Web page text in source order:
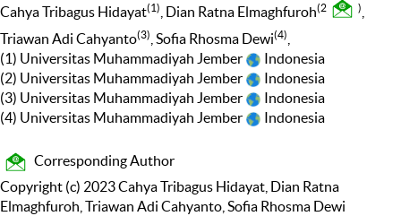
Cahya Tribagus Hidayat(1) , Dian Ratna Elmaghfuroh(2 )
Triawan Adi Cahyanto(3) , Sofia Rhosma Dewi(4)
(1) Universitas Muhammadiyah Jember
Indonesia
(2) Universitas Muhammadiyah Jember
Indonesia
(3) Universitas Muhammadiyah Jember
Indonesia
(4) Universitas Muhammadiyah Jember
Indonesia
Corresponding Author
Copyright (c) 2023 Cahya Tribagus Hidayat, Dian Ratna
Elmaghfuroh, Triawan Adi Cahyanto, Sofia Rhosma Dewi